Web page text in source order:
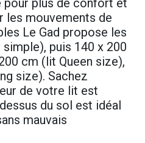
plus de confort et
les mouvements de
Le Gad propose les
puis 140 x 200
cm (lit Queen size),
size). Sachez
de votre lit est
du sol est idéal
mauvais